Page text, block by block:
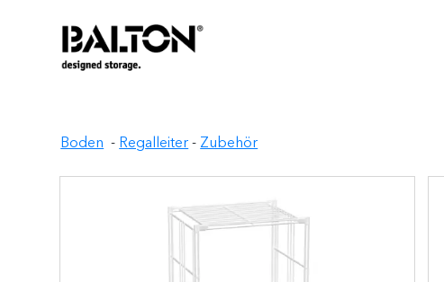
Boden - Regalleiter - Zubehör